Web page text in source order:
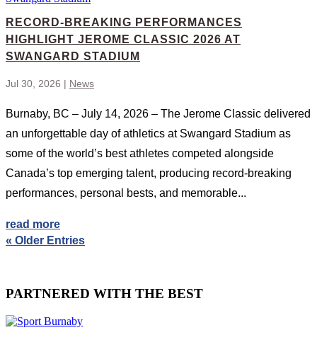
RECORD-BREAKING PERFORMANCES
HIGHLIGHT JEROME CLASSIC 2026 AT
SWANGARD STADIUM
Jul 30, 2026 | News
Burnaby, BC – July 14, 2026 – The Jerome Classic delivered
an unforgettable day of athletics at Swangard Stadium as
some of the world’s best athletes competed alongside
Canada’s top emerging talent, producing record-breaking
performances, personal bests, and memorable...
read more
« Older Entries
PARTNERED WITH THE BEST